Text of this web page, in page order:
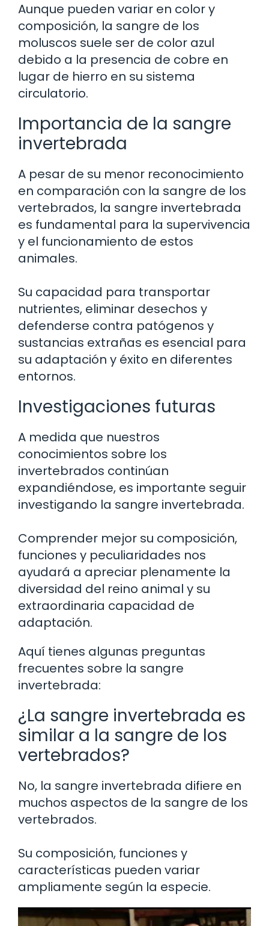
Aunque pueden variar en color y
composición, la sangre de los
moluscos suele ser de color azul
debido a la presencia de cobre en
lugar de hierro en su sistema
circulatorio.
Importancia de la sangre
invertebrada
A pesar de su menor reconocimiento
en comparación con la sangre de los
vertebrados, la sangre invertebrada
es fundamental para la supervivencia
y el funcionamiento de estos
animales.
Su capacidad para transportar
nutrientes, eliminar desechos y
defenderse contra patógenos y
sustancias extrañas es esencial para
su adaptación y éxito en diferentes
entornos.
Investigaciones futuras
A medida que nuestros
conocimientos sobre los
invertebrados continúan
expandiéndose, es importante seguir
investigando la sangre invertebrada.
Comprender mejor su composición,
funciones y peculiaridades nos
ayudará a apreciar plenamente la
diversidad del reino animal y su
extraordinaria capacidad de
adaptación.
Aquí tienes algunas preguntas
frecuentes sobre la sangre
invertebrada:
¿La sangre invertebrada es
similar a la sangre de los
vertebrados?
No, la sangre invertebrada difiere en
muchos aspectos de la sangre de los
vertebrados.
Su composición, funciones y
características pueden variar
ampliamente según la especie.